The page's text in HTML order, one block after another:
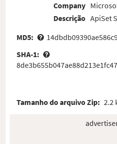
Company
Descrição ApiSet
MD5:
SHA-1:
Tamanho do arquivo Zip: 2.2